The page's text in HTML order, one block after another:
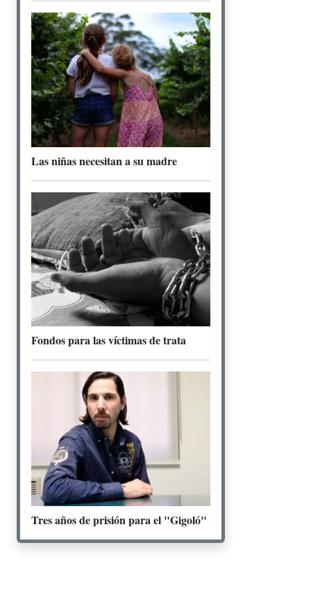
Las niñas necesitan a su madre
Fondos para las víctimas de trata
Tres años de prisión para el "Gigoló"